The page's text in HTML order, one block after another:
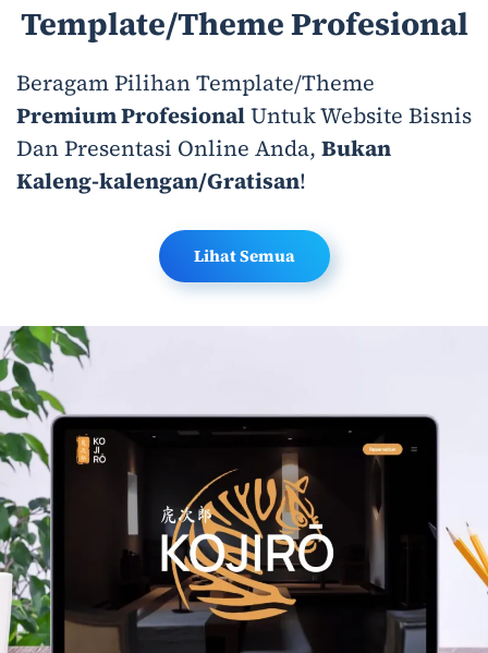
Template/Theme Profesional
Beragam Pilihan Template/Theme
Premium ProfesionalUntuk Website Bisnis
Dan Presentasi Online Anda, Bukan
Kaleng-kalengan/Gratisan!
Lihat Semua